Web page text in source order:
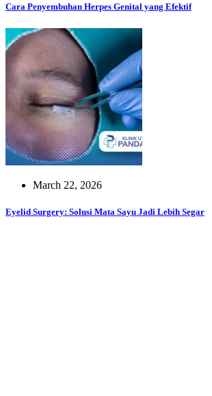
Cara Penyembuhan Herpes Genital yang Efektif
March 22, 2026
Eyelid Surgery: Solusi Mata Sayu Jadi Lebih Segar